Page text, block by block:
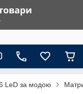
LeD за модою